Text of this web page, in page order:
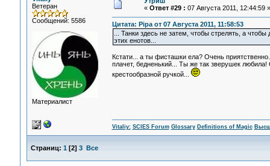
Ветеран
Сообщений: 5586
Материалист
« Ответ #29 : 07 Августа 2011, 12:44:59 »
Цитата: Pipa от 07 Августа 2011, 11:58:53
... Танки здесь не затем, чтобы стрелять, а
этих енотов...
Кстати... а ты фисташки ела? Очень
плачет, бедненький... Ты же так зверушек
крестообразной ручкой...
Vitaliy: SCIES Forum Glossary Definitions of Magic
Страниц: 1 [2] 3 Все